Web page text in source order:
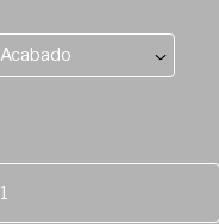
Acabado